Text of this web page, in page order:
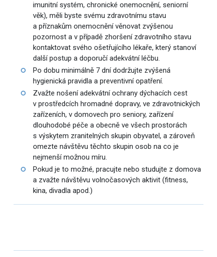
imunitní systém, chronické onemocnění, seniorní
věk), měli byste svému zdravotnímu stavu
a příznakům onemocnění věnovat zvýšenou
pozornost a v případě zhoršení zdravotního stavu
kontaktovat svého ošetřujícího lékaře, který stanoví
další postup a doporučí adekvátní léčbu.
Po dobu minimálně 7 dní dodržujte zvýšená
hygienická pravidla a preventivní opatření.
Zvažte nošení adekvátní ochrany dýchacích cest
v prostředcích hromadné dopravy, ve zdravotnických
zařízeních, v domovech pro seniory, zařízení
dlouhodobé péče a obecně ve všech prostorách
s výskytem zranitelných skupin obyvatel, a zároveň
omezte návštěvu těchto skupin osob na co je
nejmenší možnou míru.
Pokud je to možné, pracujte nebo studujte z domova
a zvažte návštěvu volnočasových aktivit (fitness,
kina, divadla apod.)